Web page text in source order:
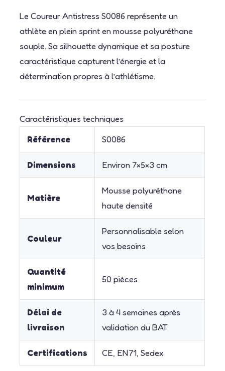
Le Coureur Antistress S0086 représente un
athlète en plein sprint en mousse polyuréthane
souple. Sa silhouette dynamique et sa posture
caractéristique capturent l’énergie et la
détermination propres à l’athlétisme.
Caractéristiques techniques
Référence
S0086
Dimensions Environ 7×5×3 cm
Matière
Mousse polyuréthane
haute densité
Couleur
Personnalisable selon
vos besoins
Quantité
minimum
50 pièces
Délai de
livraison
3 à 4 semaines après
validation du BAT
Certifications CE, EN71, Sedex